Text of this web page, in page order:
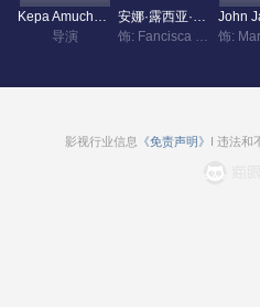
导演
影视行业信息 《免责声明》 I 违法和